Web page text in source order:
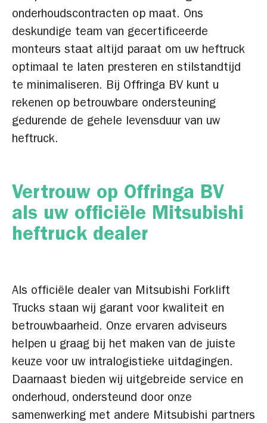
onderhoudscontracten op maat. Ons
deskundige team van gecertificeerde
monteurs staat altijd paraat om uw heftruck
optimaal te laten presteren en stilstandtijd
te minimaliseren. Bij Offringa BV kunt u
rekenen op betrouwbare ondersteuning
gedurende de gehele levensduur van uw
heftruck.
Vertrouw op Offringa BV
als uw officiële Mitsubishi
heftruck dealer
Als officiële dealer van Mitsubishi Forklift
Trucks staan wij garant voor kwaliteit en
betrouwbaarheid. Onze ervaren adviseurs
helpen u graag bij het maken van de juiste
keuze voor uw intralogistieke uitdagingen.
Daarnaast bieden wij uitgebreide service en
onderhoud, ondersteund door onze
samenwerking met andere Mitsubishi partners